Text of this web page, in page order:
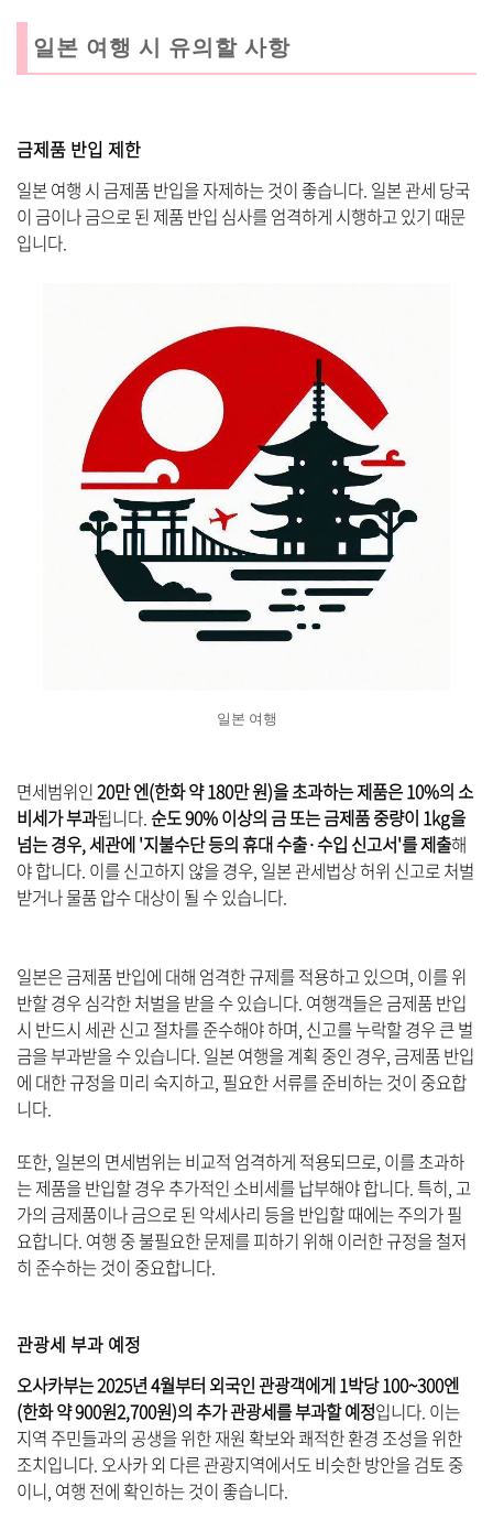
일본 여행 시 유의할 사항
금제품 반입 제한
일본 여행 시 금제품 반입을 자제하는 것이 좋습니다. 일본 관세 당국
이 금이나 금으로 된 제품 반입 심사를 엄격하게 시행하고 있기 때문
입니다.
일본 여행
면세범위인20만 엔(한화 약 180만 원)을 초과하는 제품은 10%의 소
비세가 부과됩니다.순도 90% 이상의 금 또는 금제품 중량이 1kg을
넘는 경우, 세관에 '지불수단 등의 휴대 수출·수입 신고서'를 제출해
야 합니다. 이를 신고하지 않을 경우, 일본 관세법상 허위 신고로 처벌
받거나 물품 압수 대상이 될 수 있습니다.
일본은 금제품 반입에 대해 엄격한 규제를 적용하고 있으며, 이를 위
반할 경우 심각한 처벌을 받을 수 있습니다. 여행객들은 금제품 반입
시 반드시 세관 신고 절차를 준수해야 하며, 신고를 누락할 경우 큰 벌
금을 부과받을 수 있습니다. 일본 여행을 계획 중인 경우, 금제품 반입
에 대한 규정을 미리 숙지하고, 필요한 서류를 준비하는 것이 중요합
니다.
또한, 일본의 면세범위는 비교적 엄격하게 적용되므로, 이를 초과하
는 제품을 반입할 경우 추가적인 소비세를 납부해야 합니다. 특히, 고
가의 금제품이나 금으로 된 악세사리 등을 반입할 때에는 주의가 필
요합니다. 여행 중 불필요한 문제를 피하기 위해 이러한 규정을 철저
히 준수하는 것이 중요합니다.
관광세 부과 예정
오사카부는 2025년 4월부터 외국인 관광객에게 1박당 100~300엔
(한화 약 900원2,700원)의 추가 관광세를 부과할 예정입니다. 이는
지역 주민들과의 공생을 위한 재원 확보와 쾌적한 환경 조성을 위한
조치입니다. 오사카 외 다른 관광지역에서도 비슷한 방안을 검토 중
이니, 여행 전에 확인하는 것이 좋습니다.